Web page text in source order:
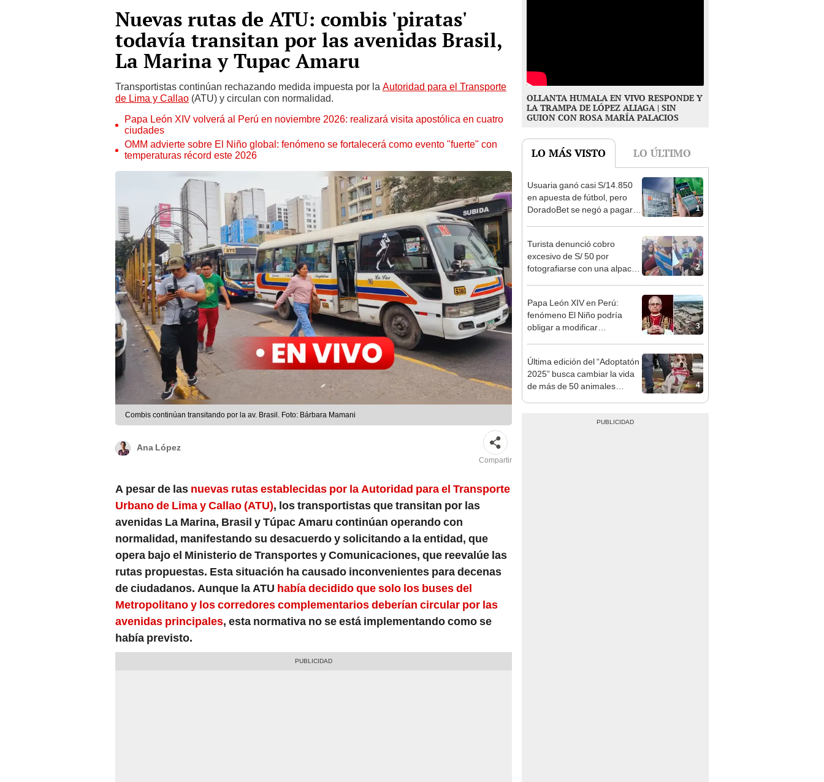
Nuevas rutas de ATU: combis 'piratas'
todavía transitan por las avenidas Brasil,
La Marina y Tupac Amaru
Transportistas continúan rechazando medida impuesta por la Autoridad para el Transporte
de Lima y Callao (ATU) y circulan con normalidad.
Papa León XIV volverá al Perú en noviembre 2026: realizará visita apostólica en cuatro
ciudades
OMM advierte sobre El Niño global: fenómeno se fortalecerá como evento "fuerte" con
temperaturas récord este 2026
Combis continúan transitando por la av. Brasil. Foto: Bárbara Mamani
Ana López
Compartir
A pesar de las nuevas rutas establecidas por la Autoridad para el Transporte
Urbano de Lima y Callao (ATU), los transportistas que transitan por las
avenidas La Marina, Brasil y Túpac Amaru continúan operando con
normalidad, manifestando su desacuerdo y solicitando a la entidad, que
opera bajo el Ministerio de Transportes y Comunicaciones, que reevalúe las
rutas propuestas. Esta situación ha causado inconvenientes para decenas
de ciudadanos. Aunque la ATU había decidido que solo los buses del
Metropolitano y los corredores complementarios deberían circular por las
avenidas principales, esta normativa no se está implementando como se
había previsto.
OLLANTA HUMALA EN VIVO RESPONDE Y
LA TRAMPA DE LÓPEZ ALIAGA | SIN
GUION CON ROSA MARÍA PALACIOS
LO MÁS VISTO LO ÚLTIMO
1
Usuaria ganó casi S/14.850
en apuesta de fútbol, pero
DoradoBet se negó a pagar:
2
Turista denunció cobro
excesivo de S/ 50 por
fotografiarse con una alpaca
3
Papa León XIV en Perú:
fenómeno El Niño podría
obligar a modificar
4
Última edición del “Adoptatón
2025” busca cambiar la vida
de más de 50 animales